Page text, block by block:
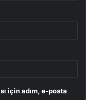
için adım, e-posta